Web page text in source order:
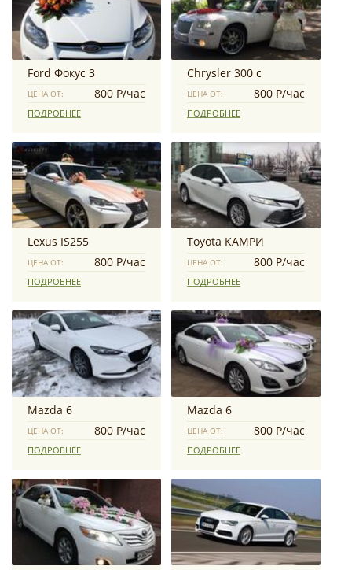
Ford Фокус 3
ЦЕНА ОТ: 800 Р/час
ПОДРОБНЕЕ
Chrysler 300 с
ЦЕНА ОТ: 800 Р/час
ПОДРОБНЕЕ
Lexus IS255
ЦЕНА ОТ: 800 Р/час
ПОДРОБНЕЕ
Toyota КАМРИ
ЦЕНА ОТ: 800 Р/час
ПОДРОБНЕЕ
Mazda 6
ЦЕНА ОТ: 800 Р/час
ПОДРОБНЕЕ
Mazda 6
ЦЕНА ОТ: 800 Р/час
ПОДРОБНЕЕ